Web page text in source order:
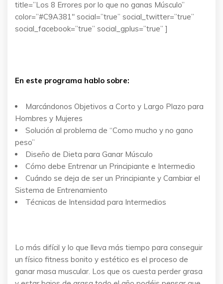
title=”Los 8 Errores por lo que no ganas Músculo”
color=”#C9A381″ social=”true” social_twitter=”true”
social_facebook=”true” social_gplus=”true” ]
En este programa hablo sobre:
Marcándonos Objetivos a Corto y Largo Plazo para
Hombres y Mujeres
Solución al problema de “Como mucho y no gano
peso”
Diseño de Dieta para Ganar Músculo
Cómo debe Entrenar un Principiante e Intermedio
Cuándo se deja de ser un Principiante y Cambiar el
Sistema de Entrenamiento
Técnicas de Intensidad para Intermedios
Lo más difícil y lo que lleva más tiempo para conseguir
un físico fitness bonito y estético es el proceso de
ganar masa muscular. Los que os cuesta perder grasa